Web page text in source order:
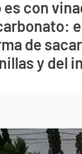
es con
de
y del